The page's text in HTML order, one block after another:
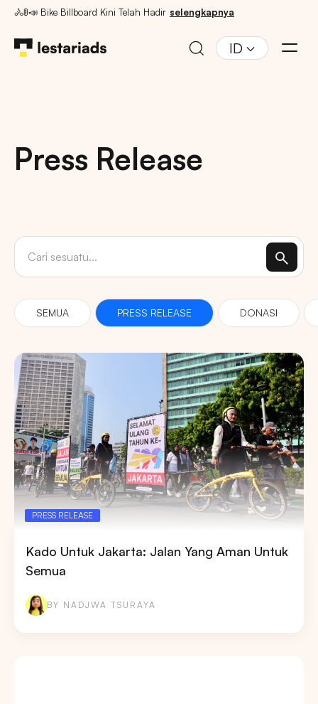
🚴🚦📣 Bike Billboard Kini Telah Hadir selengkapnya
ID
Press Release
SEMUA PRESS RELEASE DONASI
PRESS RELEASE
Kado Untuk Jakarta: Jalan Yang Aman Untuk
Semua
BY NADJWA TSURAYA